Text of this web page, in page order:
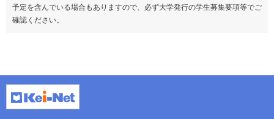
予定を含んでいる場合もありますので、必ず大学発行の学生募集要項等でご
確認ください。